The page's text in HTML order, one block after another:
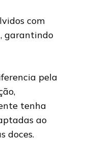
com
garantindo
pela
tenha
ao
doces.